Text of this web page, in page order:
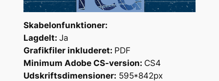
Skabelonfunktioner:
Lagdelt: Ja
Grafikfiler inkluderet: PDF
Minimum Adobe CS-version: CS4
Udskriftsdimensioner: 595*842px